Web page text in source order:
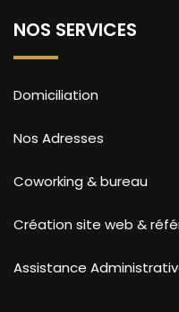
NOS SERVICES
Domiciliation
Nos Adresses
Coworking & bureau
Création site web &
Assistance